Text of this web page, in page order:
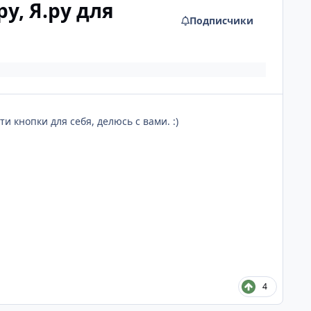
Я.ру для Подписчики
кнопки для себя, делюсь с вами. :)
4